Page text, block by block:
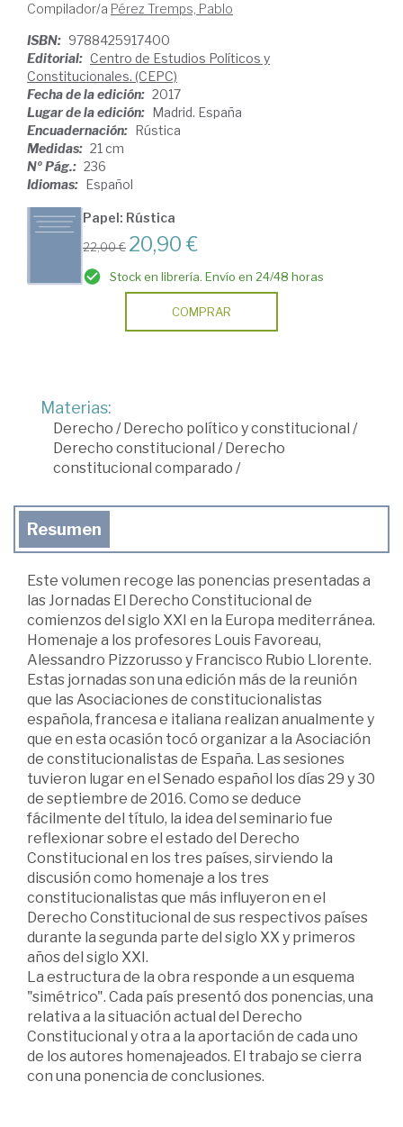
Compilador/a Pérez Tremps, Pablo
ISBN: 9788425917400
Editorial: Centro de Estudios Políticos y
Constitucionales. (CEPC)
Fecha de la edición: 2017
Lugar de la edición: Madrid. España
Encuadernación: Rústica
Medidas: 21 cm
Nº Pág.: 236
Idiomas: Español
Papel: Rústica
22,00 € 20,90 €
Stock en librería. Envío en 24/48 horas
COMPRAR
Materias:
Derecho /Derecho político y constitucional /
Derecho constitucional /Derecho
constitucional comparado /
Resumen
Este volumen recoge las ponencias presentadas a
las Jornadas El Derecho Constitucional de
comienzos del siglo XXI en la Europa mediterránea.
Homenaje a los profesores Louis Favoreau,
Alessandro Pizzorusso y Francisco Rubio Llorente.
Estas jornadas son una edición más de la reunión
que las Asociaciones de constitucionalistas
española, francesa e italiana realizan anualmente y
que en esta ocasión tocó organizar a la Asociación
de constitucionalistas de España. Las sesiones
tuvieron lugar en el Senado español los días 29 y 30
de septiembre de 2016. Como se deduce
fácilmente del título, la idea del seminario fue
reflexionar sobre el estado del Derecho
Constitucional en los tres países, sirviendo la
discusión como homenaje a los tres
constitucionalistas que más influyeron en el
Derecho Constitucional de sus respectivos países
durante la segunda parte del siglo XX y primeros
años del siglo XXI.
La estructura de la obra responde a un esquema
"simétrico". Cada país presentó dos ponencias, una
relativa a la situación actual del Derecho
Constitucional y otra a la aportación de cada uno
de los autores homenajeados. El trabajo se cierra
con una ponencia de conclusiones.